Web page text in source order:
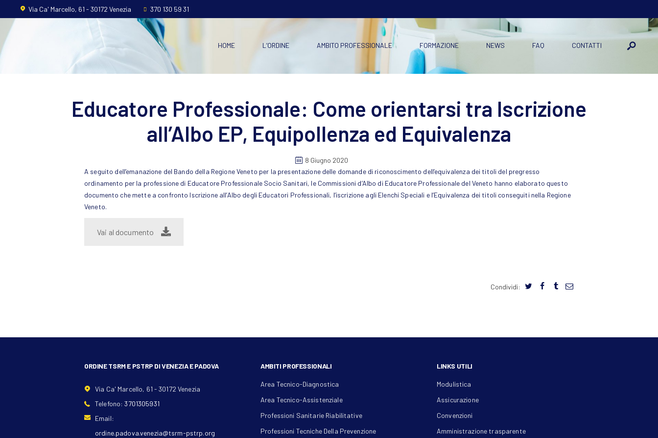
Via Ca' Marcello, 61 - 30172 Venezia 370 130 59 31
HOME L’ORDINE AMBITO PROFESSIONALE FORMAZIONE NEWS FAQ CONTATTI
Home
FormazioneEducatore Professionale: Come orientarsi tra Iscrizione
all’Albo EP, Equipollenza ed Equivalenza
8 Giugno 2020
A seguito dell’emanazione del Bando della Regione Veneto per la presentazione delle domande di riconoscimento dell’equivalenza dei titoli del pregresso
ordinamento per la professione di Educatore Professionale Socio Sanitari, le Commissioni d’Albo di Educatore Professionale del Veneto hanno elaborato questo
documento che mette a confronto Iscrizione all’Albo degli Educatori Professionali, l’iscrizione agli Elenchi Speciali e l’Equivalenza dei titoli conseguiti nella Regione
Veneto.
Vai al documento
Condividi:
ORDINE TSRM E PSTRP DI VENEZIA E PADOVA
Via Ca' Marcello, 61 - 30172 Venezia
Telefono:3701305931
Email:
ordine.padova.venezia@tsrm-pstrp.org
AMBITI PROFESSIONALI
Area Tecnico-Diagnostica
Area Tecnico-Assistenziale
Professioni Sanitarie Riabilitative
Professioni Tecniche Della Prevenzione
LINKS UTILI
Modulistica
Assicurazione
Convenzioni
Amministrazione trasparente